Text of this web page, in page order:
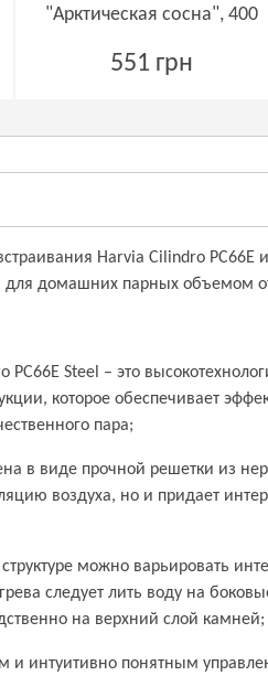
"Арктическая сосна", 400
551 грн
Harvia Cilindro PC66E
для домашних парных объемом
Steel – это
которое обеспечивает
пара;
в виде прочной решетки из
воздуха, но и придает
можно варьировать
следует лить воду на
на верхний слой камней;
и интуитивно понятным